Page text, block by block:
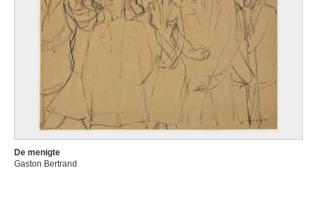
De menigte
Gaston Bertrand